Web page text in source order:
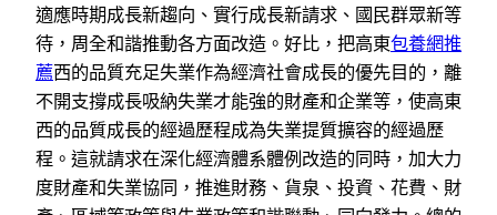
適應時期成長新趨向、實行成長新請求、國民群眾新等
待，周全和諧推動各方面改造。好比，把高東包養網推
薦西的品質充足失業作為經濟社會成長的優先目的，離
不開支撐成長吸納失業才能強的財產和企業等，使高東
西的品質成長的經過歷程成為失業提質擴容的經過歷
程。這就請求在深化經濟體系體例改造的同時，加大力
度財產和失業協同，推進財務、貨泉、投資、花費、財